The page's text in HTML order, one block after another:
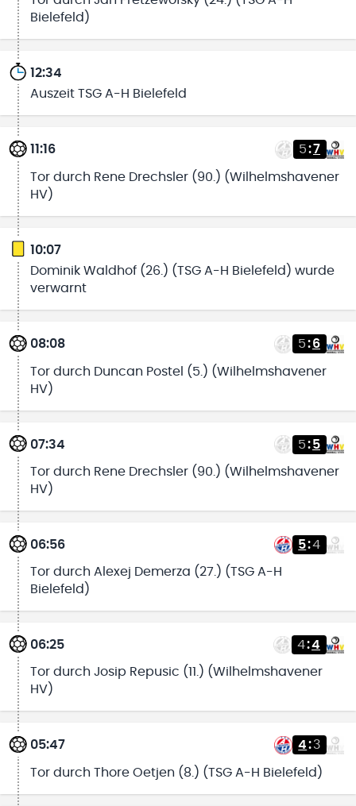
Bielefeld)
12:34
Auszeit TSG A-H Bielefeld
11:16 5:7
Tor durch Rene Drechsler (90.) (Wilhelmshavener
HV)
10:07
Dominik Waldhof (26.) (TSG A-H Bielefeld) wurde
verwarnt
08:08 5:6
Tor durch Duncan Postel (5.) (Wilhelmshavener
HV)
07:34 5:5
Tor durch Rene Drechsler (90.) (Wilhelmshavener
HV)
06:56 5:4
Tor durch Alexej Demerza (27.) (TSG A-H
Bielefeld)
06:25 4:4
Tor durch Josip Repusic (11.) (Wilhelmshavener
HV)
05:47 4:3
Tor durch Thore Oetjen (8.) (TSG A-H Bielefeld)